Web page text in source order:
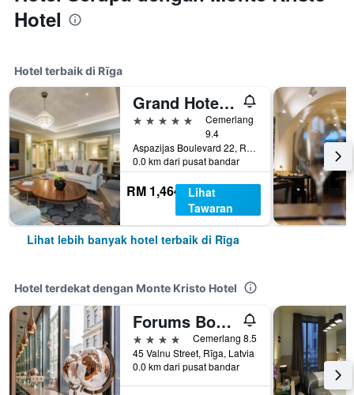
Hotel
Hotel terbaik di Rīga
Grand Hotel Kempinski Riga
5 bintang
Cemerlang
9.4
Aspazijas Boulevard 22, Rīga, Latvia
0.0 km dari pusat bandar
RM 1,464
Lihat
Tawaran
Lihat lebih banyak hotel terbaik di Rīga
Hotel terdekat dengan Monte Kristo Hotel
Forums Boutique Hotel
4 bintang
Cemerlang 8.5
45 Valnu Street, Rīga, Latvia
0.0 km dari pusat bandar